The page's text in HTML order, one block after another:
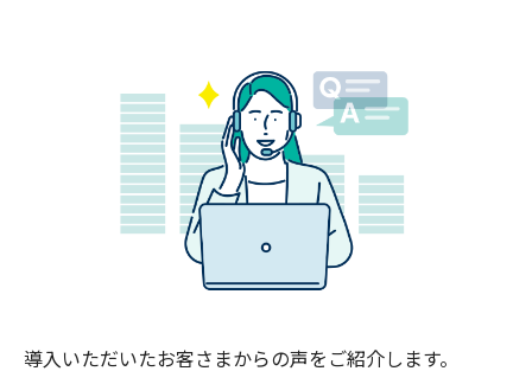
導入いただいたお客さまからの声をご紹介します。